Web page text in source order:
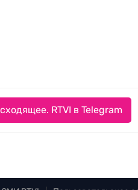
RTVI в Telegram